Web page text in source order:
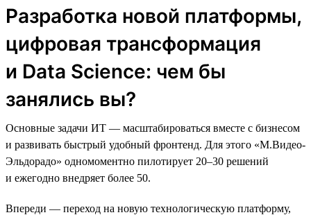
Разработка новой платформы,
цифровая трансформация
и Data Science: чем бы
занялись вы?
Основные задачи ИТ — масштабироваться вместе с бизнесом
и развивать быстрый удобный фронтенд. Для этого «М.Видео-
Эльдорадо» одномоментно пилотирует 20–30 решений
и ежегодно внедряет более 50.
Впереди — переход на новую технологическую платформу,